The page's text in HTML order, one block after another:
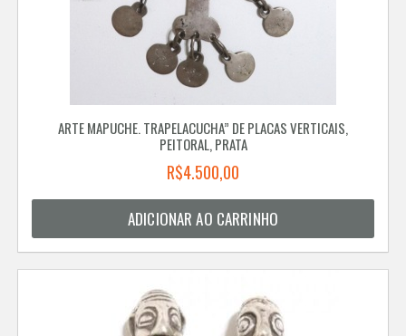
ARTE MAPUCHE. TRAPELACUCHA” DE PLACAS VERTICAIS,
PEITORAL, PRATA
R$4.500,00
ADICIONAR AO CARRINHO